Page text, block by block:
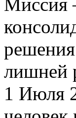
решения
лишней
1 Июля